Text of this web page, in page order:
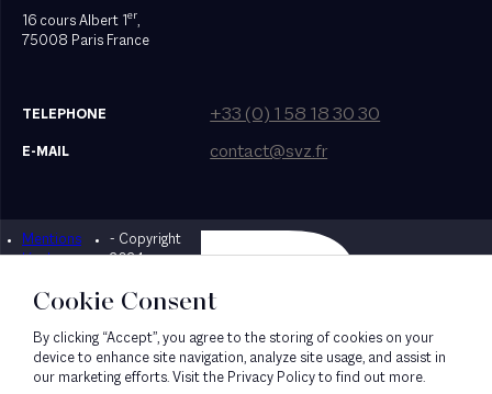
16 cours Albert 1er,
75008 Paris France
TELEPHONE +33 (0) 1 58 18 30 30
E-MAIL contact@svz.fr
Mentions
légales
- Copyright
2024
Designed by Bonhomme
Cookie Consent
By clicking “Accept”, you agree to the storing of cookies on your
device to enhance site navigation, analyze site usage, and assist in
our marketing efforts. Visit the Privacy Policy to find out more.